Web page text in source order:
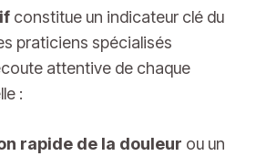
constitue un indicateur clé du
praticiens spécialisés
attentive de chaque
:
rapide de la douleur ou un